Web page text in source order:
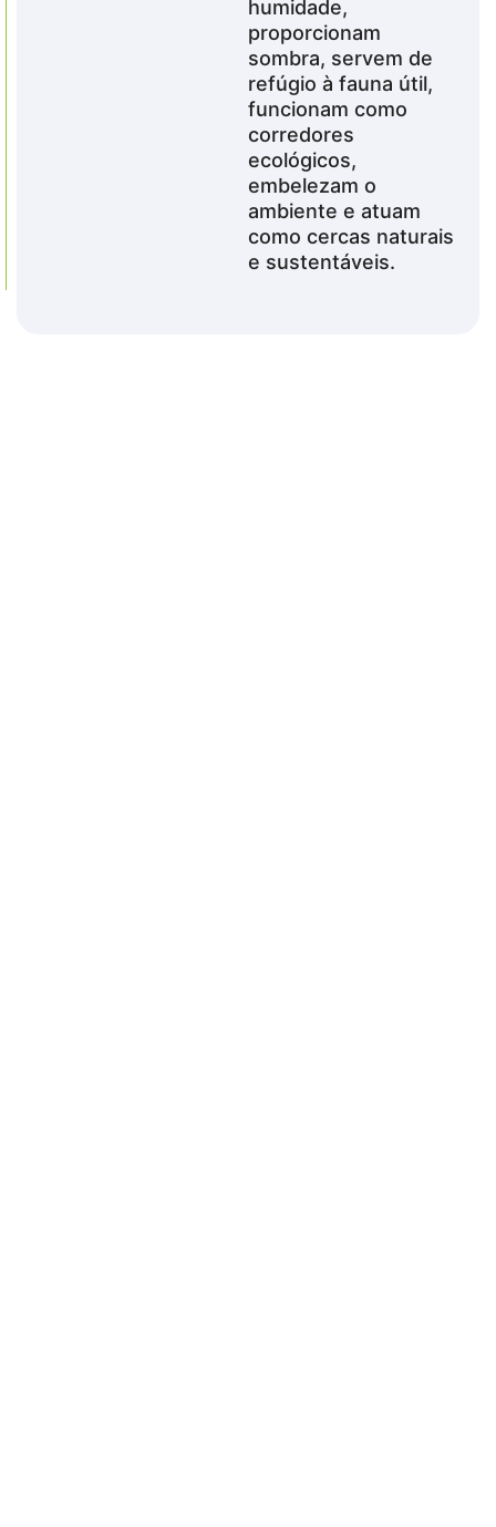
humidade,
proporcionam
sombra, servem de
refúgio à fauna útil,
funcionam como
corredores
ecológicos,
embelezam o
ambiente e atuam
como cercas naturais
e sustentáveis.